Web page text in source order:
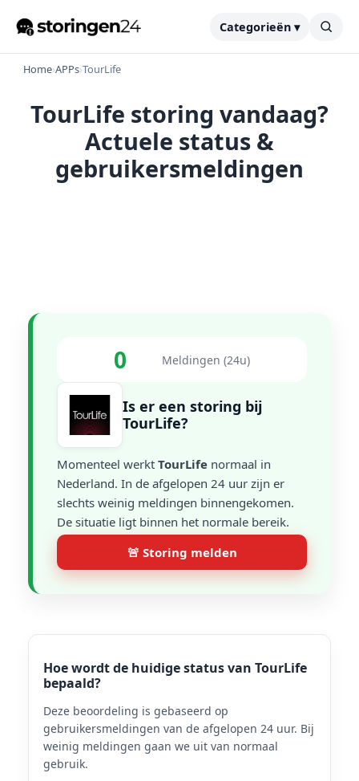
Categorieën ▾
Home›APPs›TourLife
TourLife storing vandaag?
Actuele status &
gebruikersmeldingen
0 Meldingen (24u)
Is er een storing bij
TourLife?
Momenteel werkt TourLife normaal in
Nederland. In de afgelopen 24 uur zijn er
slechts weinig meldingen binnengekomen.
De situatie ligt binnen het normale bereik.
🚨 Storing melden
Hoe wordt de huidige status van TourLife
bepaald?
Deze beoordeling is gebaseerd op
gebruikersmeldingen van de afgelopen 24 uur. Bij
weinig meldingen gaan we uit van normaal
gebruik.